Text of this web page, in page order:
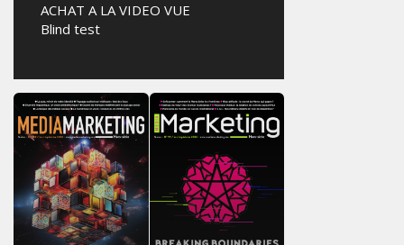
ACHAT A LA VIDEO VUE
Blind test